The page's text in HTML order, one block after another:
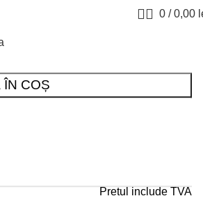
0 / 0,00
ÎN COȘ
Pretul include TVA